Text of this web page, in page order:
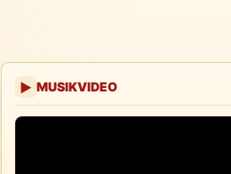
▶ MUSIKVIDEO